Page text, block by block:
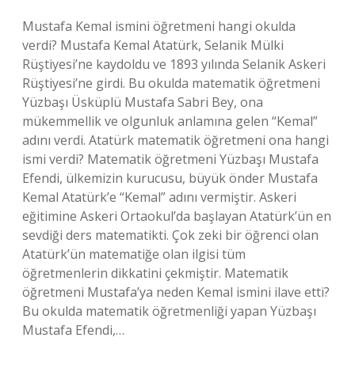
Mustafa Kemal ismini öğretmeni hangi okulda
verdi? Mustafa Kemal Atatürk, Selanik Mülki
Rüştiyesi’ne kaydoldu ve 1893 yılında Selanik Askeri
Rüştiyesi’ne girdi. Bu okulda matematik öğretmeni
Yüzbaşı Üsküplü Mustafa Sabri Bey, ona
mükemmellik ve olgunluk anlamına gelen “Kemal”
adını verdi. Atatürk matematik öğretmeni ona hangi
ismi verdi? Matematik öğretmeni Yüzbaşı Mustafa
Efendi, ülkemizin kurucusu, büyük önder Mustafa
Kemal Atatürk’e “Kemal” adını vermiştir. Askeri
eğitimine Askeri Ortaokul’da başlayan Atatürk’ün en
sevdiği ders matematikti. Çok zeki bir öğrenci olan
Atatürk’ün matematiğe olan ilgisi tüm
öğretmenlerin dikkatini çekmiştir. Matematik
öğretmeni Mustafa’ya neden Kemal ismini ilave etti?
Bu okulda matematik öğretmenliği yapan Yüzbaşı
Mustafa Efendi,…